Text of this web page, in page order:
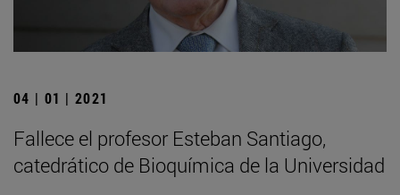
04 | 01 | 2021
Fallece el profesor Esteban Santiago,
catedrático de Bioquímica de la Universidad